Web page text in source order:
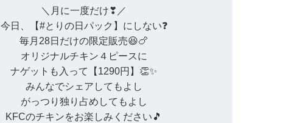
＼月に一度だけ❣／
今日、【#とりの日パック 】にしない❓
毎月28日だけの限定販売😆🍗
オリジナルチキン４ピースに
ナゲットも入って【1290円】👏✨
みんなでシェアしてもよし
がっつり独り占めしてもよし
KFCのチキンをお楽しみください🎵